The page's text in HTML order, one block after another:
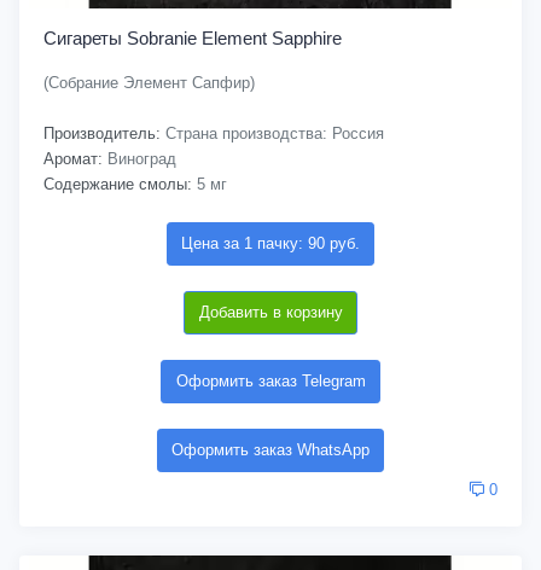
Сигареты Sobranie Element Sapphire
(Собрание Элемент Сапфир)
Производитель: Страна производства: Россия
Аромат: Виноград
Содержание смолы: 5 мг
Цена за 1 пачку: 90 руб.
Добавить в корзину
Оформить заказ Telegram
Оформить заказ WhatsApp
0